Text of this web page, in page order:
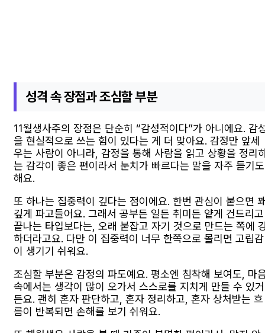
성격 속 장점과 조심할 부분
11월생사주의 장점은 단순히 “감성적이다”가 아니에요. 감
을 현실적으로 쓰는 힘이 있다는 게 더 맞아요. 감정만 앞세
우는 사람이 아니라, 감정을 통해 사람을 읽고 상황을 정리
는 감각이 좋은 편이라서 눈치가 빠르다는 말을 자주 듣기도
해요.
또 하나는 집중력이 깊다는 점이에요. 한번 관심이 붙으면
깊게 파고들어요. 그래서 공부든 일든 취미든 얕게 건드리고
끝나는 타입보다는, 오래 붙잡고 자기 것으로 만드는 쪽에
하더라고요. 다만 이 집중력이 너무 한쪽으로 몰리면 고립감
이 생기기 쉬워요.
조심할 부분은 감정의 파도예요. 평소엔 침착해 보여도, 마
속에서는 생각이 많이 오가서 스스로를 지치게 만들 수 있거
든요. 괜히 혼자 판단하고, 혼자 정리하고, 혼자 상처받는 흐
름이 반복되면 손해를 보기 쉬워요.